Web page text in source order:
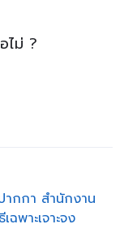
ไม่ ?
ากกา สำนักงาน
พาะเจาะจง